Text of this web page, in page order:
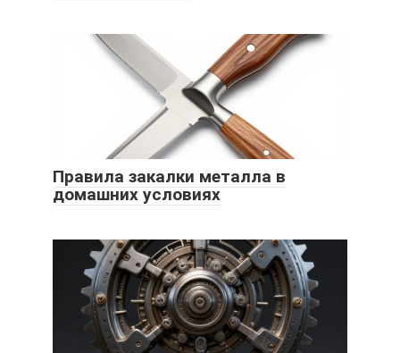
Правила закалки металла в
домашних условиях